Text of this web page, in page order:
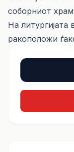
соборниот
На литургијата
ракоположи